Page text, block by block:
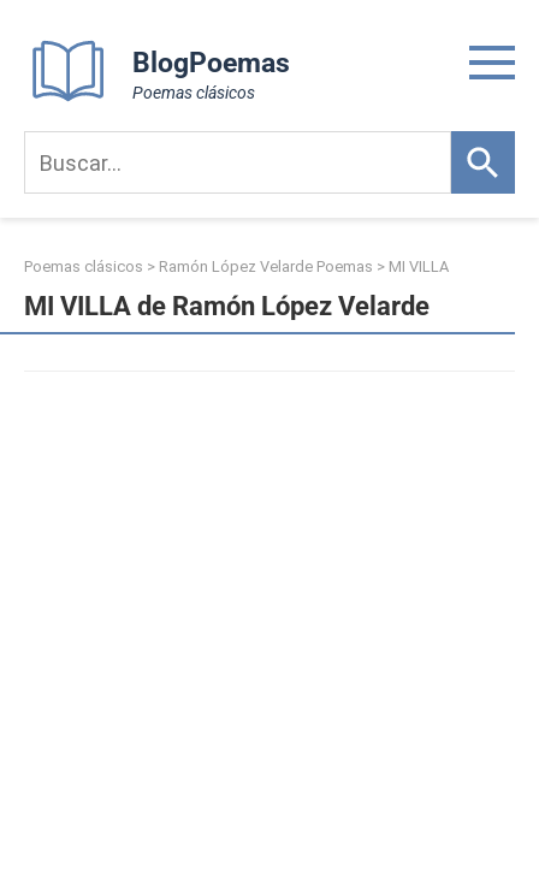
content
BlogPoemas
Poemas clásicos
Poemas clásicos > Ramón López Velarde Poemas > MI VILLA
MI VILLA de Ramón López Velarde